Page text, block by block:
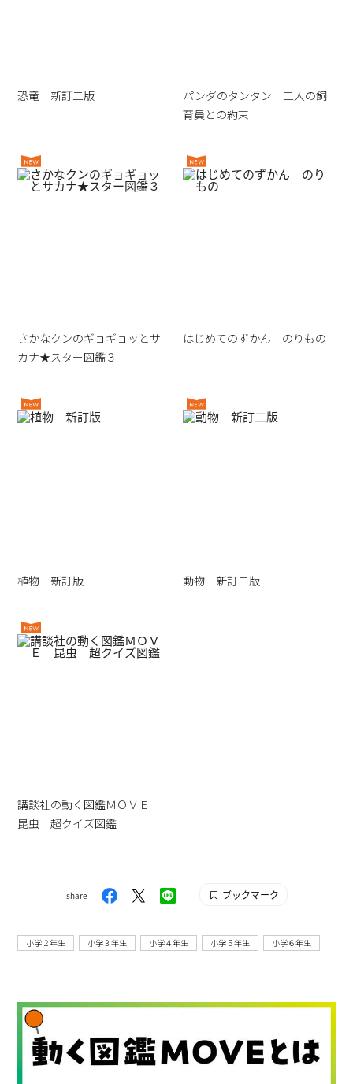
恐竜 新訂二版
パンダのタンタン 二人の飼
育員との約束
さかなクンのギョギョッとサ
カナ★スター図鑑３
はじめてのずかん のりもの
植物 新訂版 動物 新訂二版
講談社の動く図鑑ＭＯＶＥ
昆虫 超クイズ図鑑
share ブックマーク
小学２年生 小学３年生 小学４年生 小学５年生 小学６年生